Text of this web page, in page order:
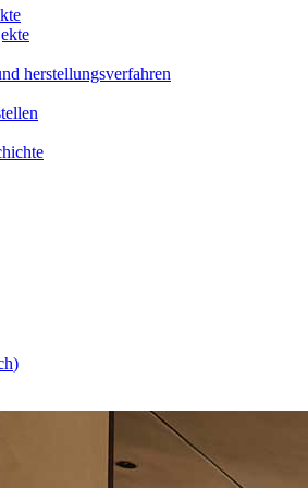
herstellungsverfahren
)